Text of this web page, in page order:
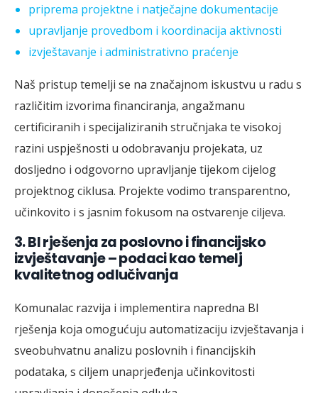
priprema projektne i natječajne dokumentacije
upravljanje provedbom i koordinacija aktivnosti
izvještavanje i administrativno praćenje
Naš pristup temelji se na značajnom iskustvu u radu s
različitim izvorima financiranja, angažmanu
certificiranih i specijaliziranih stručnjaka te visokoj
razini uspješnosti u odobravanju projekata, uz
dosljedno i odgovorno upravljanje tijekom cijelog
projektnog ciklusa. Projekte vodimo transparentno,
učinkovito i s jasnim fokusom na ostvarenje ciljeva.
3.BI rješenja za poslovno i financijsko
izvještavanje – podaci kao temelj
kvalitetnog odlučivanja
Komunalac razvija i implementira napredna BI
rješenja koja omogućuju automatizaciju izvještavanja i
sveobuhvatnu analizu poslovnih i financijskih
podataka, s ciljem unaprjeđenja učinkovitosti